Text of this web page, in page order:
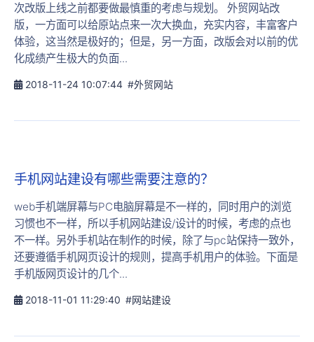
次改版上线之前都要做最慎重的考虑与规划。 外贸网站改
版，一方面可以给原站点来一次大换血，充实内容，丰富客户
体验，这当然是极好的；但是，另一方面，改版会对以前的优
化成绩产生极大的负面...
2018-11-24 10:07:44 #外贸网站
手机网站建设有哪些需要注意的？
web手机端屏幕与PC电脑屏幕是不一样的，同时用户的浏览
习惯也不一样，所以手机网站建设/设计的时候，考虑的点也
不一样。另外手机站在制作的时候，除了与pc站保持一致外，
还要遵循手机网页设计的规则，提高手机用户的体验。下面是
手机版网页设计的几个...
2018-11-01 11:29:40 #网站建设